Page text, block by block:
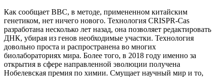
Как сообщает ВВС, в методе, примененном китайским
генетиком, нет ничего нового. Технология CRISPR-Cas
разработана несколько лет назад, она позволяет редактировать
ДНК, убирая из генов необходимые участки. Технология
довольно проста и распространена во многих
биолабораториях мира. Более того, в 2018 году именно за
открытия в сфере направленной эволюции получена
Нобелевская премия по химии. Смущает научный мир и то,